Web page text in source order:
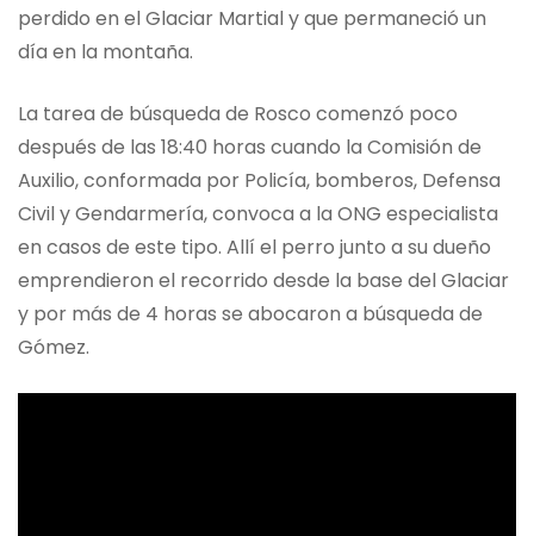
perdido en el Glaciar Martial y que permaneció un
día en la montaña.
La tarea de búsqueda de Rosco comenzó poco
después de las 18:40 horas cuando la Comisión de
Auxilio, conformada por Policía, bomberos, Defensa
Civil y Gendarmería, convoca a la ONG especialista
en casos de este tipo. Allí el perro junto a su dueño
emprendieron el recorrido desde la base del Glaciar
y por más de 4 horas se abocaron a búsqueda de
Gómez.